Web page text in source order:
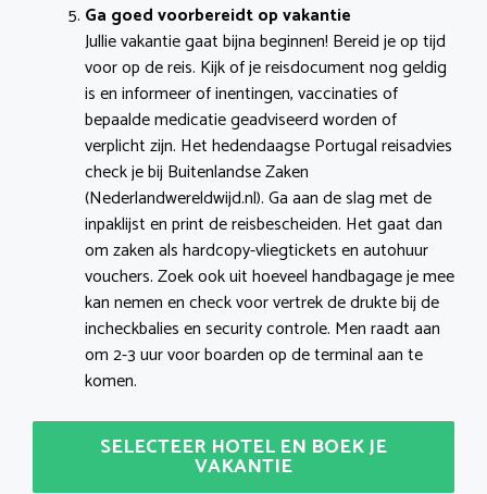
Ga goed voorbereidt op vakantie
Jullie vakantie gaat bijna beginnen! Bereid je op tijd
voor op de reis. Kijk of je reisdocument nog geldig
is en informeer of inentingen, vaccinaties of
bepaalde medicatie geadviseerd worden of
verplicht zijn. Het hedendaagse Portugal reisadvies
check je bij Buitenlandse Zaken
(Nederlandwereldwijd.nl). Ga aan de slag met de
inpaklijst en print de reisbescheiden. Het gaat dan
om zaken als hardcopy-vliegtickets en autohuur
vouchers. Zoek ook uit hoeveel handbagage je mee
kan nemen en check voor vertrek de drukte bij de
incheckbalies en security controle. Men raadt aan
om 2-3 uur voor boarden op de terminal aan te
komen.
SELECTEER HOTEL EN BOEK JE
VAKANTIE